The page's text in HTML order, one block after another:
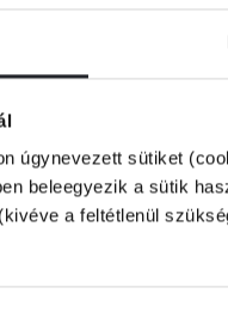
úgynevezett sütiket
beleegyezik a sütik
a feltétlenül
munkásságáról és a
és városfejlesztésre
és Education vagy a
kötetben olyan személyek
popkulturális
Jens „Jeb”
hogy elkalauzoljunk a játék